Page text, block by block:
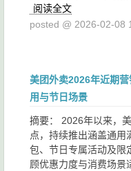
阅读全文
posted @ 2026-02-08
美团外卖2026年近期
用与节日场景
摘要： 2026年以来，
点，持续推出涵盖通用
包、节日专属活动及限
顾优惠力度与消费场景